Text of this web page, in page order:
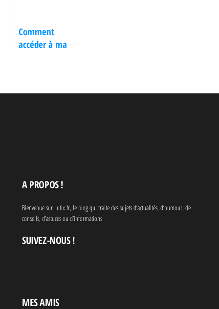
Comment
accéder à ma
A PROPOS !
Bienvenue sur Lutix.fr, le blog qui traite des sujets d’actualités, d’humour, de
conseils, d’astuces ou d’informations.
SUIVEZ-NOUS !
MES AMIS